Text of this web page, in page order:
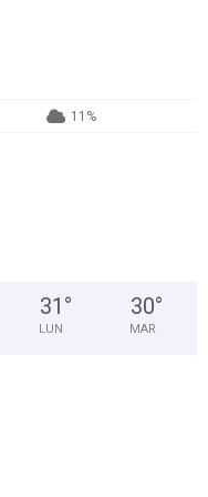
11%
31 °
LUN
30°
MAR